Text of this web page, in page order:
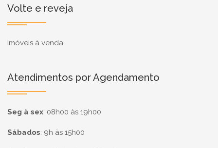
Volte e reveja
Imóveis à venda
Atendimentos por Agendamento
Seg à sex: 08h00 às 19h00
Sábados: 9h às 15h00